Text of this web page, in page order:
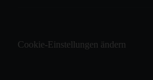
Cookie-Einstellungen ändern